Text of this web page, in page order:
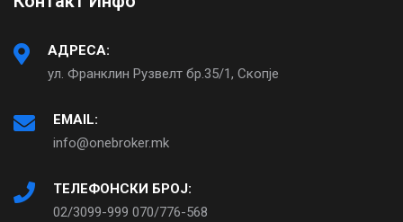
АДРЕСА:
ул. Франклин Рузвелт бр.35/1, Скопје
EMAIL:
info@onebroker.mk
ТЕЛЕФОНСКИ БРОЈ:
02/3099-999 070/776-568